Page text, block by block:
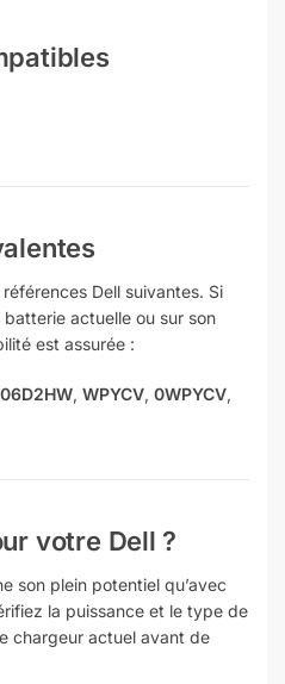
Dell suivantes. Si
batterie actuelle ou sur son
est assurée :
06D2HW, WPYCV, 0WPYCV,
votre Dell ?
son plein potentiel qu’avec
la puissance et le type de
chargeur actuel avant de